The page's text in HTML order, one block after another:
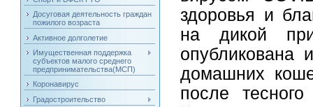
Досуговая деятельность граждан
пожилого возраста
Активное долголетие
Имущественная поддержка
субъектов малого среднего
предпринимательства(МСП)
Коронавирус
Градостроительство
здоровья и
на дикой
опубликована
домашних
после